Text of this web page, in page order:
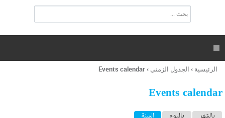
ت
ر
ل
ح
ب

أنت
هنا
الرئيسية › الجدول الزمني ›
Events calendar
Events calendar